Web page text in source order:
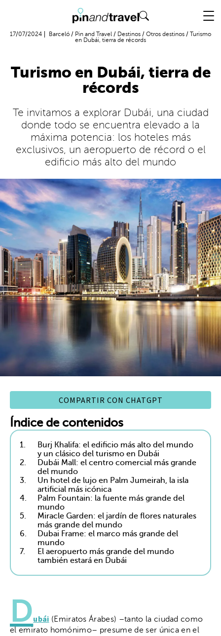
17/07/2024 Barceló / Pin and Travel / Destinos / Otros destinos / Turismo
en Dubái, tierra de récords
Turismo en Dubái, tierra de
récords
Te invitamos a explorar Dubái, una ciudad
donde todo se encuentra elevado a la
máxima potencia: los hoteles más
exclusivos, un aeropuerto de récord o el
edificio más alto del mundo
COMPARTIR CON CHATGPT
Índice de contenidos
1.
Burj Khalifa: el edificio más alto del mundo
y un clásico del turismo en Dubái
2.
Dubái Mall: el centro comercial más grande
del mundo
3.
Un hotel de lujo en Palm Jumeirah, la isla
artificial más icónica
4.
Palm Fountain: la fuente más grande del
mundo
5.
Miracle Garden: el jardín de flores naturales
más grande del mundo
6.
Dubai Frame: el marco más grande del
mundo
7.
El aeropuerto más grande del mundo
también estará en Dubái
Dubái (Emiratos Árabes) –tanto la ciudad como
el emirato homónimo– presume de ser única en el